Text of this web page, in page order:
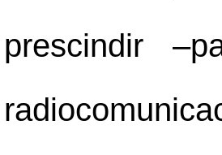
prescindir–